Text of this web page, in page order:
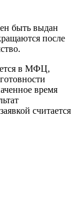
быть выдан
после
в МФЦ,
время
считается